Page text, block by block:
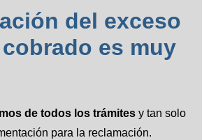
del exceso
es muy
de todos los trámites y tan solo
para la reclamación.